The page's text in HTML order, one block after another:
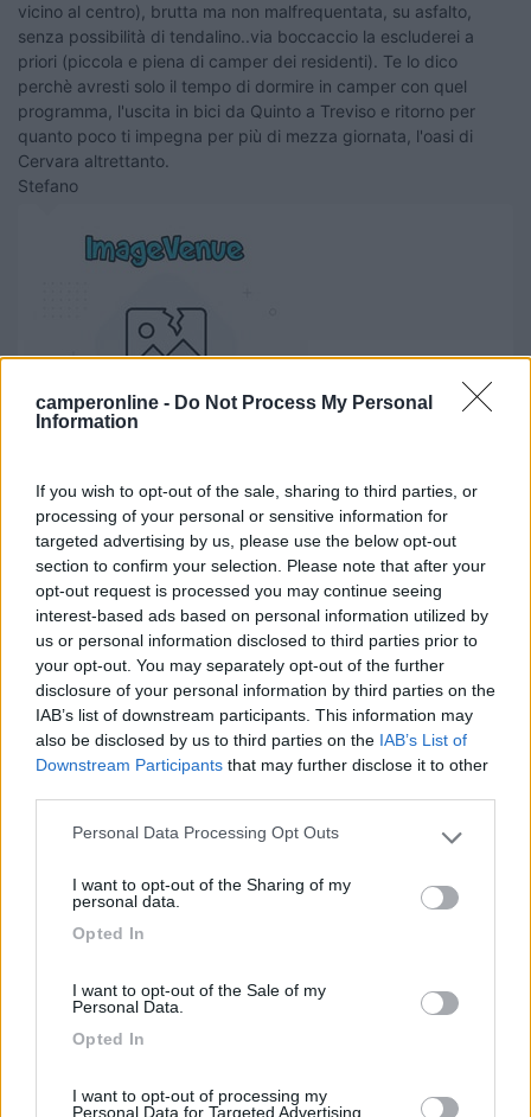
camperonline - Do Not Process My Personal
Information
If you wish to opt-out of the sale, sharing to third parties, or
processing of your personal or sensitive information for
targeted advertising by us, please use the below opt-out
section to confirm your selection. Please note that after your
opt-out request is processed you may continue seeing
interest-based ads based on personal information utilized by
us or personal information disclosed to third parties prior to
your opt-out. You may separately opt-out of the further
disclosure of your personal information by third parties on the
IAB’s list of downstream participants. This information may
also be disclosed by us to third parties on the IAB’s List of
Downstream Participants that may further disclose it to other
Please note that this website/app uses one or more Google
not limited to your visit or usage behaviour. You may click to
grant or deny consent to Google and its third-party tags to
use your data for below specified purposes in below Google
Personal Data Processing Opt Outs
I want to opt-out of the Sharing of my
personal data.
Opted In
I want to opt-out of the Sale of my
Personal Data.
Opted In
I want to opt-out of processing my
Personal Data for Targeted Advertising.
vicino al centro), brutta ma non malfrequentata, su asfalto,
senza possibilità di tendalino..via boccaccio la escluderei a
priori (piccola e piena di camper dei residenti). Te lo dico
perchè avresti solo il tempo di dormire in camper con quel
programma, l'uscita in bici da Quinto a Treviso e ritorno per
quanto poco ti impegna per più di mezza giornata, l'oasi di
Cervara altrettanto.
Stefano
Heleanna e Stefano
IZ4DJI
58914
Inserito il 20/05/2024 alle:23:27:35
Ho una foto (del 2014) della AA di Treviso, quella vicina al
centro, e accanto allo stadio, me la ricordo tranquilla e
piacevole.
In due passi si è in centro. (GPS: N 45°40'12.3"
decoro) non si puo invadere l esterno con attrezzature varie, e
Tommaso IZ4DJI